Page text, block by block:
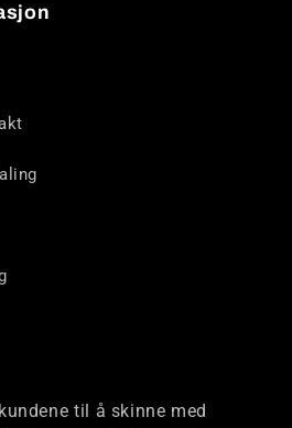
til å skinne med